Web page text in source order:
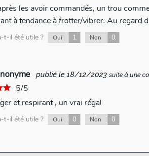
les avoir commandés, un trou
à tendance à frotter/vibrer. Au regard
t-il été utile ? Oui 1 Non 0
publié le 18/12/2023 suite à une
5/5
et respirant , un vrai régal
t-il été utile ? Oui 0 Non 0